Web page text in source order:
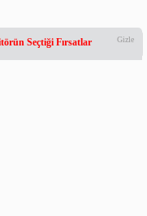
Seçtiği Fırsatlar Gizle